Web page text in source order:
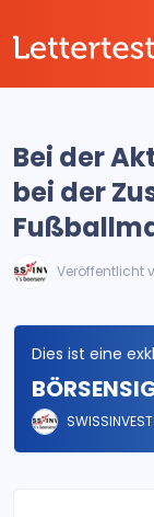
Bei der
bei der
Veröffentlicht
Dies ist eine
SWISSINVEST